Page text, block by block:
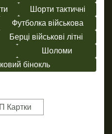
Шорти тактичні
Футболка військова
Берці військові літні
Шоломи
бінокль
Картки